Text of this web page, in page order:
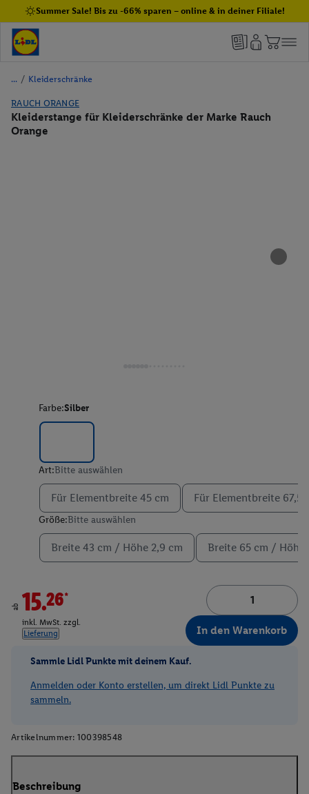
Summer Sale! Bis zu -66% sparen – online & in deiner Filiale!
/ Kleiderschränke
RAUCH ORANGE
Kleiderstange für Kleiderschränke der Marke Rauch
Orange
Farbe:Silber
Art:Bitte auswählen
Für Elementbreite 45 cm Für Elementbreite 67,5
Größe:Bitte auswählen
Breite 43 cm / Höhe 2,9 cm Breite 65 cm / Höhe
ab 15.26*
inkl. MwSt. zzgl.
Lieferung
In den Warenkorb
Sammle Lidl Punkte mit deinem Kauf.
Anmelden oder Konto erstellen, um direkt Lidl Punkte zu
sammeln.
Artikelnummer: 100398548
Beschreibung